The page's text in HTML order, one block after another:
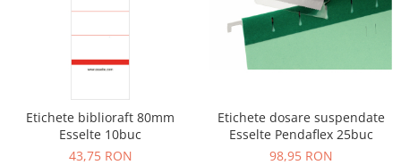
Etichete biblioraft 80mm
Esselte 10buc
43,75 RON
Etichete dosare suspendate
Esselte Pendaflex 25buc
98,95 RON